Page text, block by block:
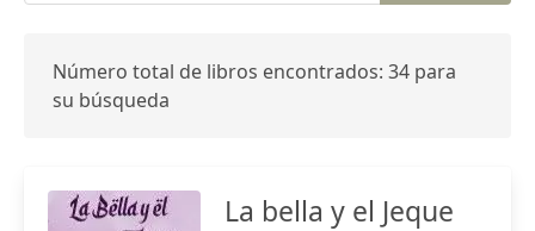
Número total de libros encontrados: 34 para
su búsqueda
La bella y el Jeque